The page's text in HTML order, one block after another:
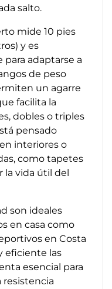
salto.
mide 10 pies
y es
adaptarse a
de peso
un agarre
facilita la
dobles o triples
pensado
interiores o
como tapetes
la vida útil del
son ideales
en casa como
en Costa
eficiente las
esencial para
resistencia